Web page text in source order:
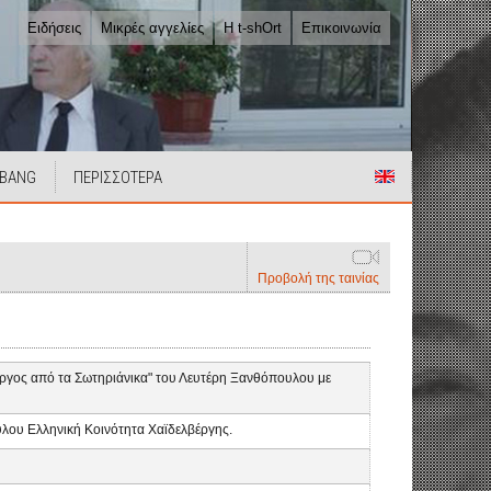
Ειδήσεις Μικρές αγγελίες Η t-shOrt Επικοινωνία
ΠΕΡΙΣΣΟΤΕΡΑ
Προβολή της ταινίας
από τα Σωτηριάνικα" του Λευτέρη Ξανθόπουλου με
Ελληνική Κοινότητα Χαϊδελβέργης.